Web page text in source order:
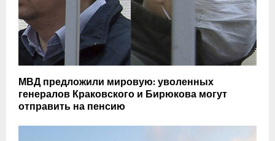
МВД предложили мировую: уволенных
генералов Краковского и Бирюкова могут
отправить на пенсию